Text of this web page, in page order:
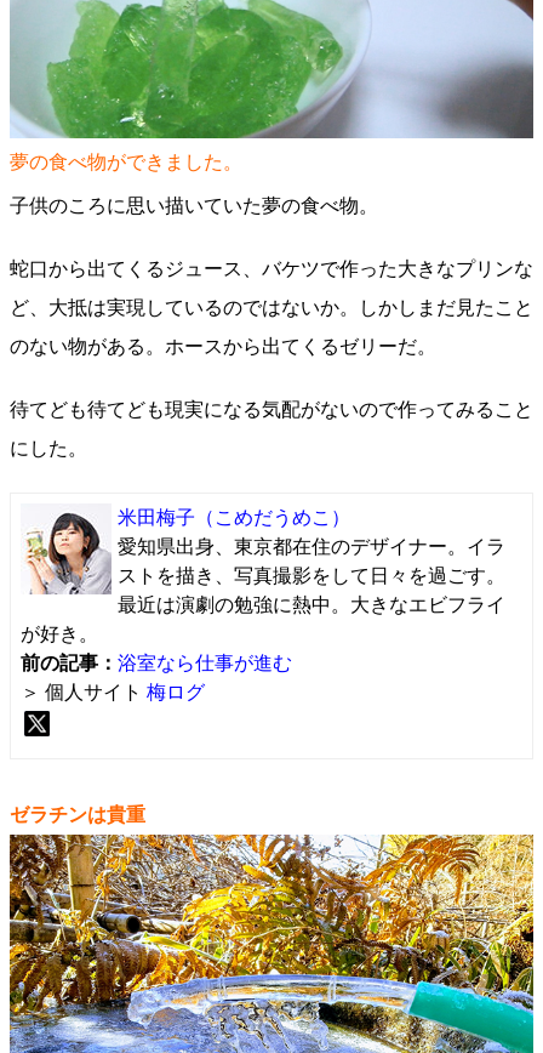
夢の食べ物ができました。
子供のころに思い描いていた夢の食べ物。
蛇口から出てくるジュース、バケツで作った大きなプリンな
ど、大抵は実現しているのではないか。しかしまだ見たこと
のない物がある。ホースから出てくるゼリーだ。
待てども待てども現実になる気配がないので作ってみること
にした。
米田梅子 （こめだうめこ）
愛知県出身、東京都在住のデザイナー。イラ
ストを描き、写真撮影をして日々を過ごす。
最近は演劇の勉強に熱中。大きなエビフライ
が好き。
前の記事： 浴室なら仕事が進む
＞ 個人サイト 梅ログ
ゼラチンは貴重